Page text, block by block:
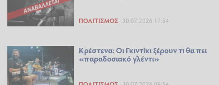
ΠΟΛΙΤΙΣΜΌΣ 30.07.2026 17:54
Κρέστενα: Οι Γκιντίκι ξέρουν τι θα πει
«παραδοσιακό γλέντι»